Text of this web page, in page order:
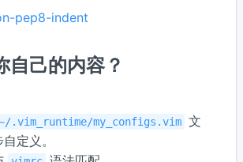
pep8-indent
自己的内容？
.vim_runtime/my_configs.vim 文
定义。